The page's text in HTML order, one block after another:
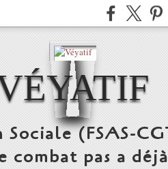
(FSAS-
combat pas a